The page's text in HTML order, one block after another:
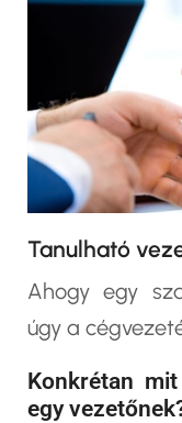
Tanulható
Ahogy egy
úgy a
Konkrétan
egy